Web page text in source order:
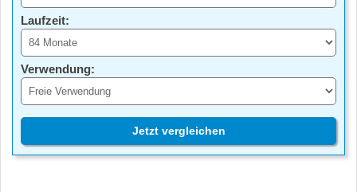
Laufzeit:
Verwendung:
Jetzt vergleichen